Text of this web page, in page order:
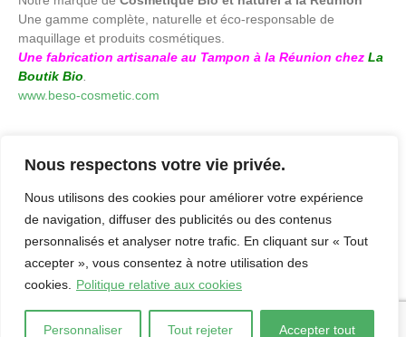
Nous respectons votre vie privée.
Nous utilisons des cookies pour améliorer votre expérience
de navigation, diffuser des publicités ou des contenus
personnalisés et analyser notre trafic. En cliquant sur « Tout
accepter », vous consentez à notre utilisation des
cookies.
Politique relative aux cookies
Personnaliser Tout rejeter Accepter tout
Une gamme complète, naturelle et éco-responsable de
maquillage et produits cosmétiques.
Une fabrication artisanale au Tampon à la Réunion chez La
Boutik Bio
www.beso-cosmetic.com
laboutikbio.com. © 2026. byAgence Creaweb-Mentions Légales-
Politique de confidentialité